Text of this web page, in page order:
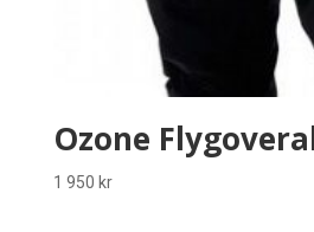
Ozone
1 950 kr